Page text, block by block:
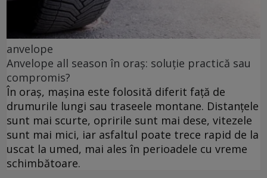
anvelope
Anvelope all season în oraș: soluție practică sau
compromis?
În oraș, mașina este folosită diferit față de
drumurile lungi sau traseele montane. Distanțele
sunt mai scurte, opririle sunt mai dese, vitezele
sunt mai mici, iar asfaltul poate trece rapid de la
uscat la umed, mai ales în perioadele cu vreme
schimbătoare.